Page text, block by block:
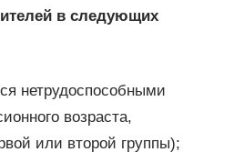
в следующих
нетрудоспособными
возраста,
или второй группы);